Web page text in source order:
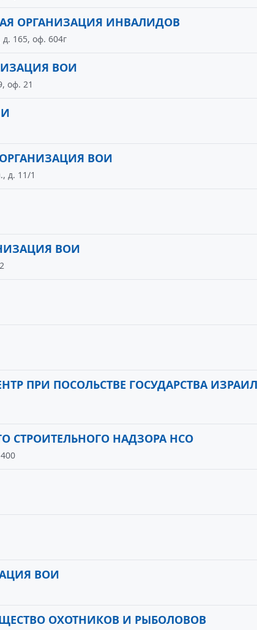
ОРГАНИЗАЦИЯ ИНВАЛИДОВ
165, оф. 604г
ВОИ
оф. 21
ВОИ
д. 11/1
ВОИ
ПРИ ПОСОЛЬСТВЕ ГОСУДАРСТВА
СТРОИТЕЛЬНОГО НАДЗОРА НСО
ВОИ
ОХОТНИКОВ И РЫБОЛОВОВ